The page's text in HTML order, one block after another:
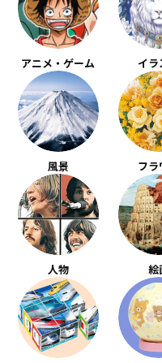
アニメ・ゲーム イラ
風景 フラ
人物 絵